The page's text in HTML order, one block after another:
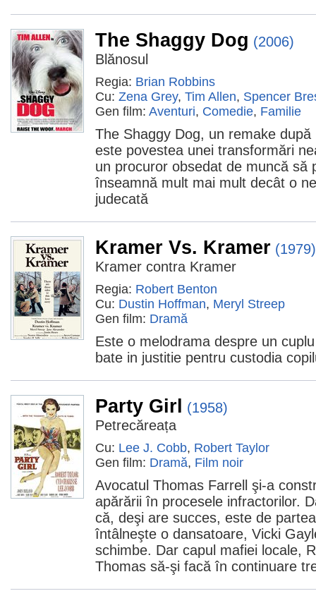
The Shaggy Dog (2006)
Blănosul
Regia: Brian Robbins
Cu: Zena Grey, Tim Allen, Spencer
Gen film: Aventuri, Comedie, Familie
The Shaggy Dog, un remake
este povestea unei transformări
un procuror obsedat de muncă să
înseamnă mult mai mult decât o
judecată
Kramer Vs. Kramer (1979)
Kramer contra Kramer
Regia: Robert Benton
Cu: Dustin Hoffman, Meryl Streep
Gen film: Dramă
Este o melodrama despre un
bate in justitie pentru custodia
Party Girl (1958)
Petrecăreața
Cu: Lee J. Cobb, Robert Taylor
Gen film: Dramă, Film noir
Avocatul Thomas Farrell şi-a
apărării în procesele infractorilor.
că, deşi are succes, este de
întâlneşte o dansatoare, Vicki
schimbe. Dar capul mafiei locale,
Thomas să-şi facă în continuare